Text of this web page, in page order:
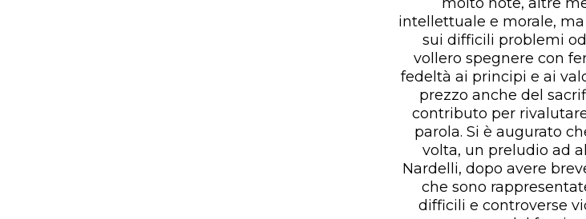
intellettuale e morale,
sui difficili problemi
vollero spegnere con
fedeltà ai principi e ai
prezzo anche del
contributo per
parola. Si è augurato
volta, un preludio ad
Nardelli, dopo avere
che sono
difficili e controverse